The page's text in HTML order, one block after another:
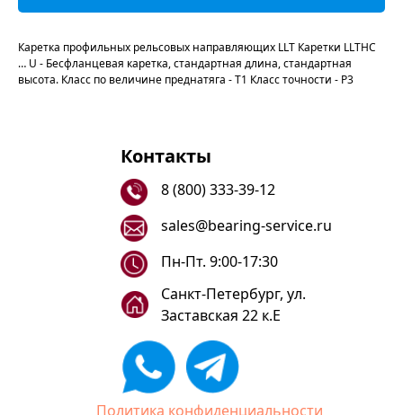
Каретка профильных рельсовых направляющих LLT Каретки LLTHC
… U - Бесфланцевая каретка, стандартная длина, стандартная
высота. Класс по величине преднатяга - T1 Класс точности - P3
Контакты
8 (800) 333-39-12
sales@bearing-service.ru
Санкт-Петербург, ул.
Заставская 22 к.Е
Пн-Пт. 9:00-17:30
Политика конфиденциальности